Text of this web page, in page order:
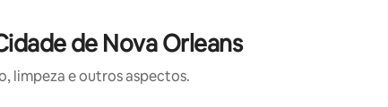
de Nova Orleans
limpeza e outros aspectos.